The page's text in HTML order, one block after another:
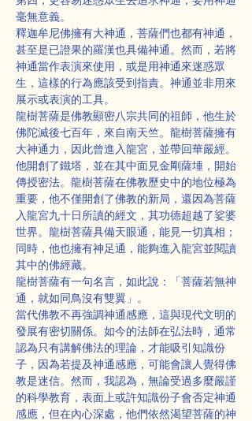
毫無意義。
釋迦牟尼佛擁有大神通，菩薩們也都有神通，
甚至是已證果的羅漢也具備神通。然而，若將
神通當作表演來使用，或是用神通來迷惑眾
生，這樣的行為應該受到指責。神通並非用來
展示或表演的工具。
龍樹菩薩是佛教顯密八宗共同的祖師，他生於
佛陀滅後七百年，來自南天竺。龍樹菩薩擁有
大神通力，因此曾進入龍宮，並帶回華嚴經。
他開創了鐵塔，並在其中面見金剛薩埵，開始
傳授密法。龍樹菩薩在佛教歷史中的地位極為
重要，他不僅開創了佛教的新局，還因為菩薩
入龍宮九十日所讀的經文，其功德超越了娑婆
世界。龍樹菩薩具備天眼通，能見一切真相；
同時，他也擁有神足通，能夠進入龍宮並閱讀
其中的佛經藏。
龍樹菩薩有一句名言，如此說：「菩薩若無神
通，就如同鳥沒有雙翼」。
當代佛教不再強調神通感應，這與現代文明的
發展有密切關係。如今的法師在弘法時，通常
認為只有講解佛法的理論，才能吸引知識份
子，因為若提及神通感應，可能會讓人覺得佛
教是迷信。然而，我認為，無論受過多麼嚴謹
的科學教育，表面上或許知識份子會否定神通
感應，但在內心深處，他們依然渴望菩薩的神